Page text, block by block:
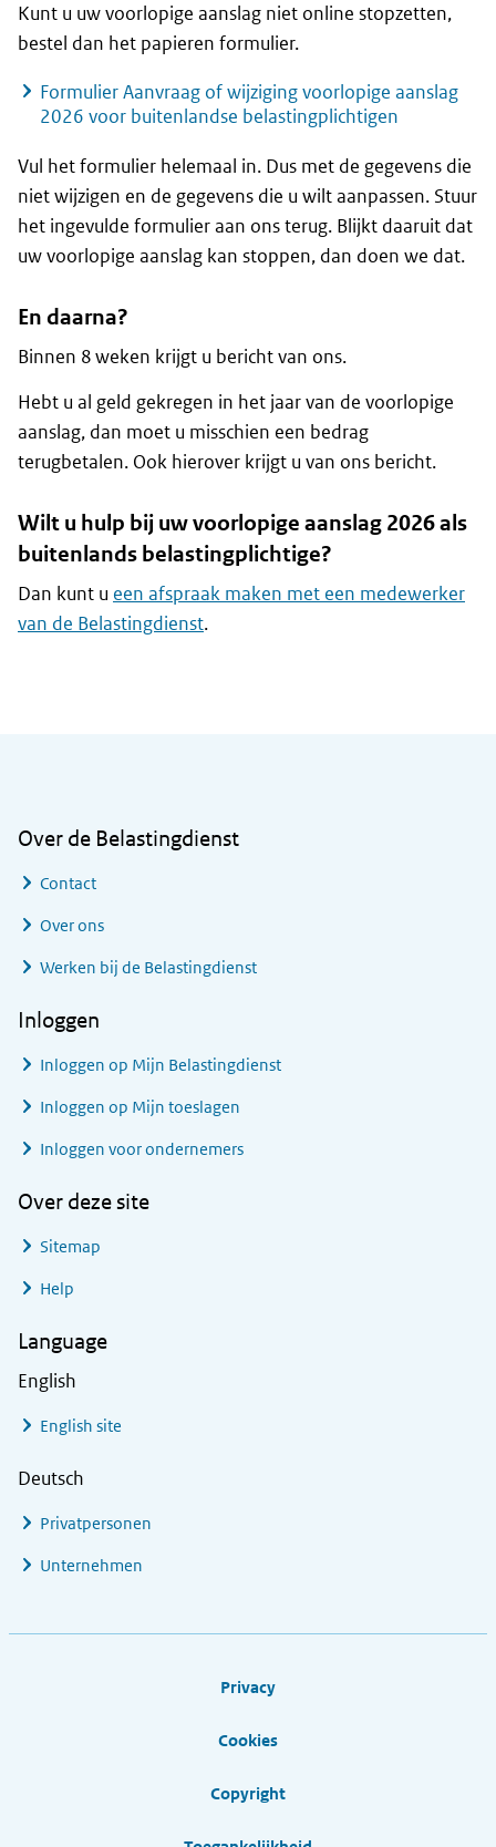
Kunt u uw voorlopige aanslag niet online stopzetten,
bestel dan het papieren formulier.
Formulier Aanvraag of wijziging voorlopige aanslag
2026 voor buitenlandse belastingplichtigen
Vul het formulier helemaal in. Dus met de gegevens die
niet wijzigen en de gegevens die u wilt aanpassen. Stuur
het ingevulde formulier aan ons terug. Blijkt daaruit dat
uw voorlopige aanslag kan stoppen, dan doen we dat.
En daarna?
Binnen 8 weken krijgt u bericht van ons.
Hebt u al geld gekregen in het jaar van de voorlopige
aanslag, dan moet u misschien een bedrag
terugbetalen. Ook hierover krijgt u van ons bericht.
Wilt u hulp bij uw voorlopige aanslag 2026 als
buitenlands belastingplichtige?
Dan kunt u een afspraak maken met een medewerker
van de Belastingdienst.
Over de Belastingdienst
Contact
Over ons
Werken bij de Belastingdienst
Inloggen
Inloggen op Mijn Belastingdienst
Inloggen op Mijn toeslagen
Inloggen voor ondernemers
Over deze site
Sitemap
Help
Language
English
English site
Deutsch
Privatpersonen
Unternehmen
Privacy
Cookies
Copyright